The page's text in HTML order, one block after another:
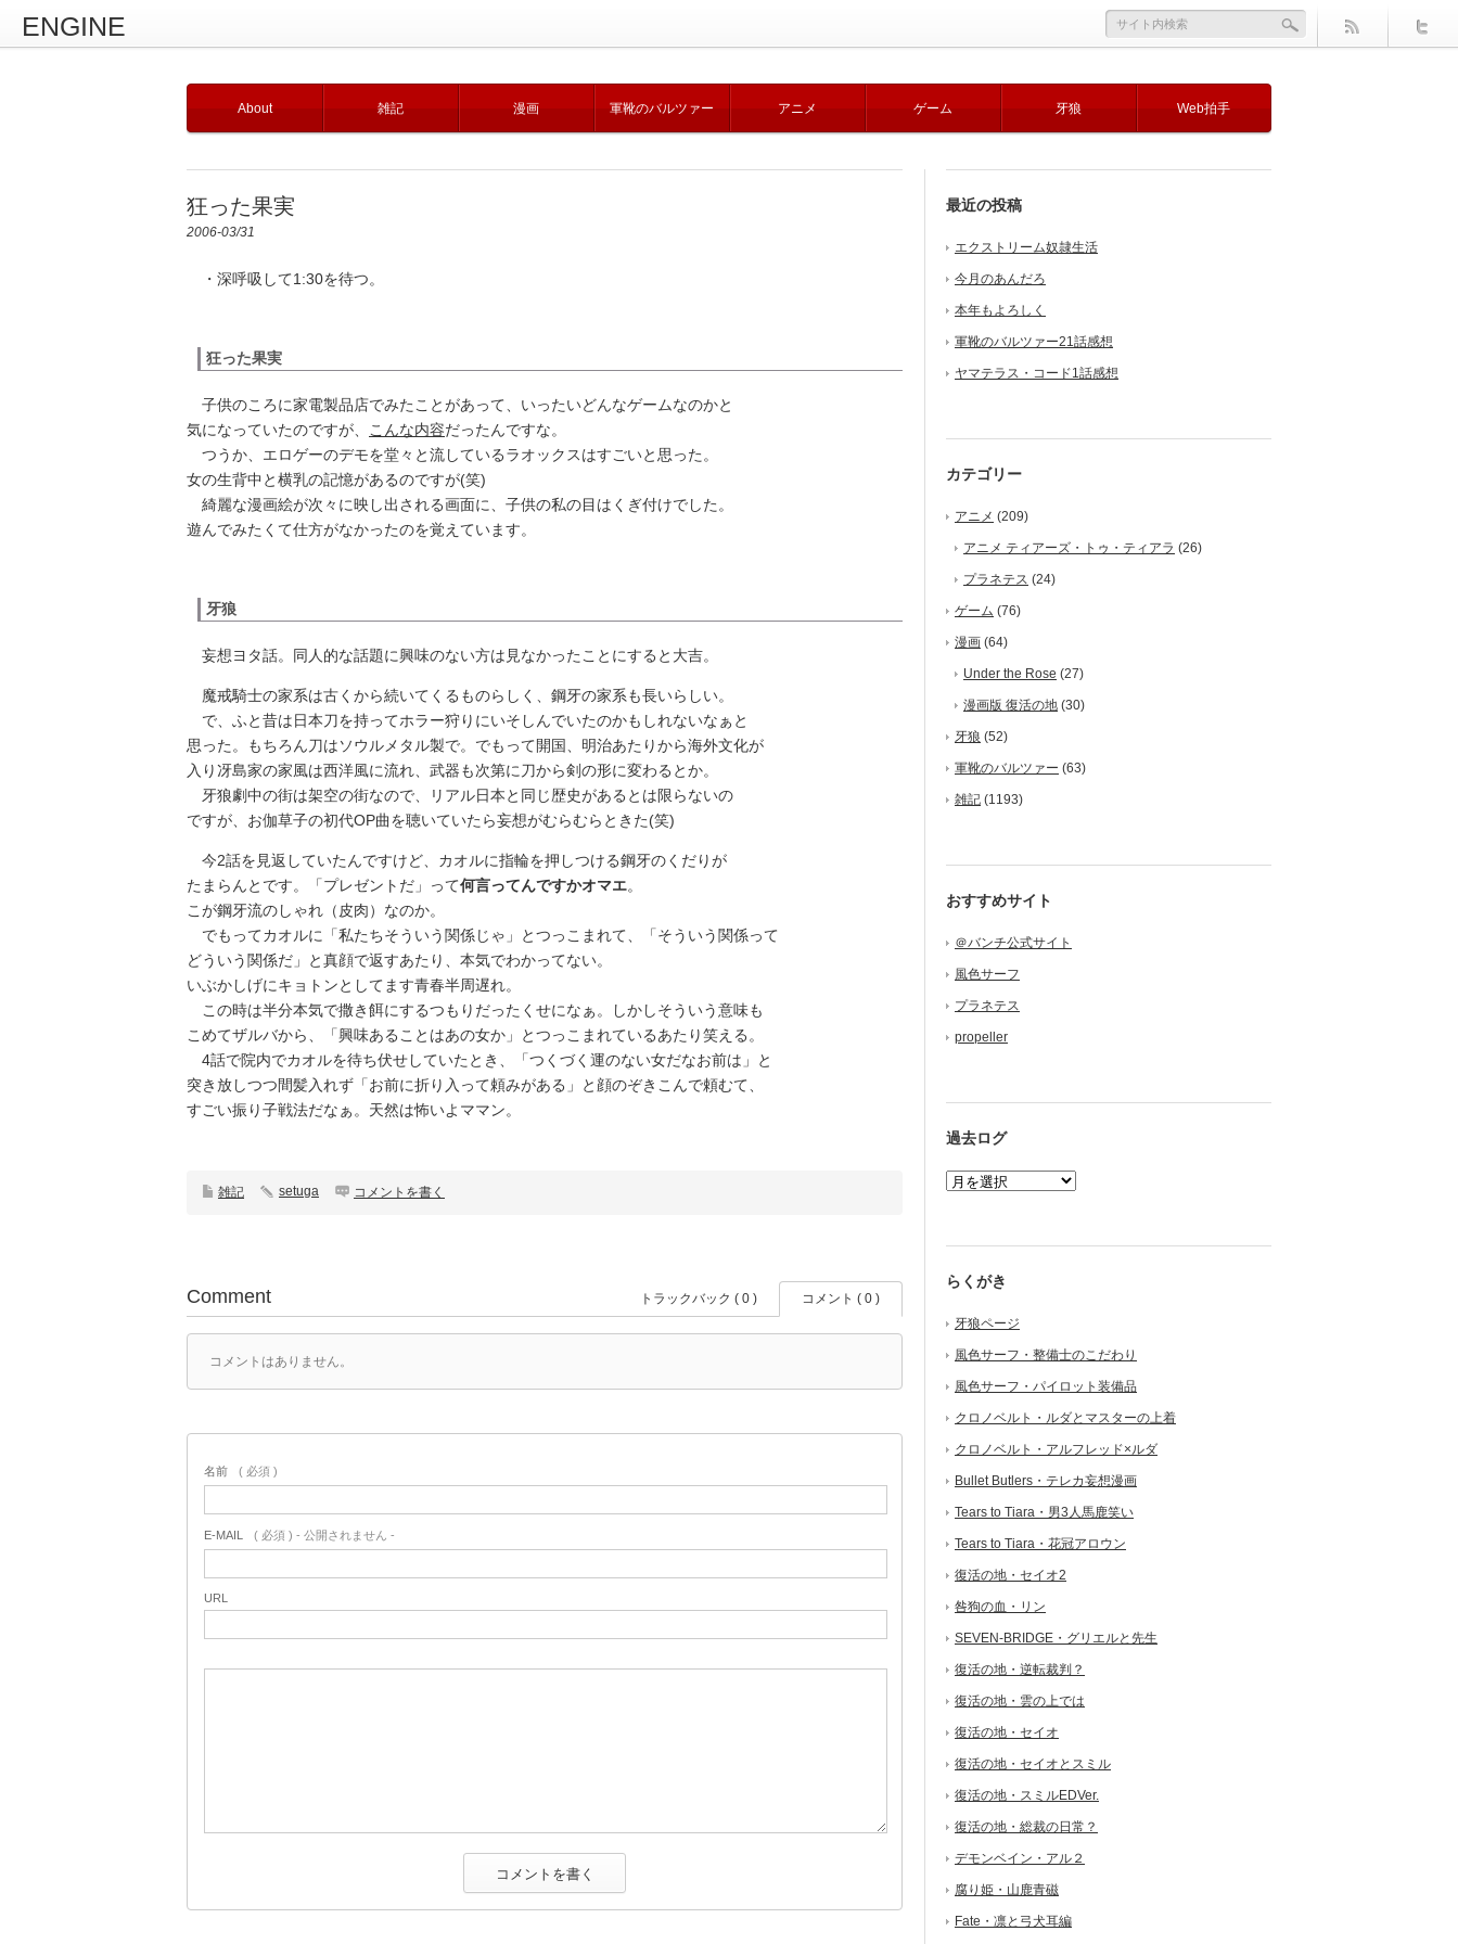
ENGINE
About 雑記 漫画 軍靴のバルツァー アニメ ゲーム 牙狼 Web拍手
狂った果実
2006-03/31
・深呼吸して1:30を待つ。
狂った果実
子供のころに家電製品店でみたことがあって、いったいどんなゲームなのかと
気になっていたのですが、
こんな内容だったんですな。
つうか、エロゲーのデモを堂々と流しているラオックスはすごいと思った。
女の生背中と横乳の記憶があるのですが(笑)
綺麗な漫画絵が次々に映し出される画面に、子供の私の目はくぎ付けでした。
遊んでみたくて仕方がなかったのを覚えています。
牙狼
妄想ヨタ話。同人的な話題に興味のない方は見なかったことにすると大吉。
魔戒騎士の家系は古くから続いてくるものらしく、鋼牙の家系も長いらしい。
で、ふと昔は日本刀を持ってホラー狩りにいそしんでいたのかもしれないなぁと
思った。もちろん刀はソウルメタル製で。でもって開国、明治あたりから海外文化が
入り冴島家の家風は西洋風に流れ、武器も次第に刀から剣の形に変わるとか。
牙狼劇中の街は架空の街なので、リアル日本と同じ歴史があるとは限らないの
ですが、お伽草子の初代OP曲を聴いていたら妄想がむらむらときた(笑)
今2話を見返していたんですけど、カオルに指輪を押しつける鋼牙のくだりが
たまらんとです。「プレゼントだ」って何言ってんですかオマエ。
こが鋼牙流のしゃれ（皮肉）なのか。
でもってカオルに「私たちそういう関係じゃ」とつっこまれて、「そういう関係って
どういう関係だ」と真顔で返すあたり、本気でわかってない。
いぶかしげにキョトンとしてます青春半周遅れ。
この時は半分本気で撒き餌にするつもりだったくせになぁ。しかしそういう意味も
こめてザルバから、「興味あることはあの女か」とつっこまれているあたり笑える。
4話で院内でカオルを待ち伏せしていたとき、「つくづく運のない女だなお前は」と
突き放しつつ間髪入れず「お前に折り入って頼みがある」と顔のぞきこんで頼むて、
すごい振り子戦法だなぁ。天然は怖いよママン。
雑記 setuga コメントを書く
Comment トラックバック ( 0 ) コメント ( 0 )
コメントはありません。
名前 ( 必須 )
E-MAIL ( 必須 ) - 公開されません -
URL
最近の投稿
エクストリーム奴隷生活
今月のあんだろ
本年もよろしく
軍靴のバルツァー21話感想
ヤマテラス・コード1話感想
カテゴリー
アニメ (209)
アニメ ティアーズ・トゥ・ティアラ (26)
プラネテス (24)
ゲーム (76)
漫画 (64)
Under the Rose (27)
漫画版 復活の地 (30)
牙狼 (52)
軍靴のバルツァー (63)
雑記 (1193)
おすすめサイト
＠バンチ公式サイト
風色サーフ
プラネテス
propeller
過去ログ
らくがき
牙狼ページ
風色サーフ・整備士のこだわり
風色サーフ・パイロット装備品
クロノベルト・ルダとマスターの上着
クロノベルト・アルフレッド×ルダ
Bullet Butlers・テレカ妄想漫画
Tears to Tiara・男3人馬鹿笑い
Tears to Tiara・花冠アロウン
復活の地・セイオ2
咎狗の血・リン
SEVEN-BRIDGE・グリエルと先生
復活の地・逆転裁判？
復活の地・雲の上では
復活の地・セイオ
復活の地・セイオとスミル
復活の地・スミルEDVer.
復活の地・総裁の日常？
デモンベイン・アル２
腐り姫・山鹿青磁
Fate・凛と弓犬耳編